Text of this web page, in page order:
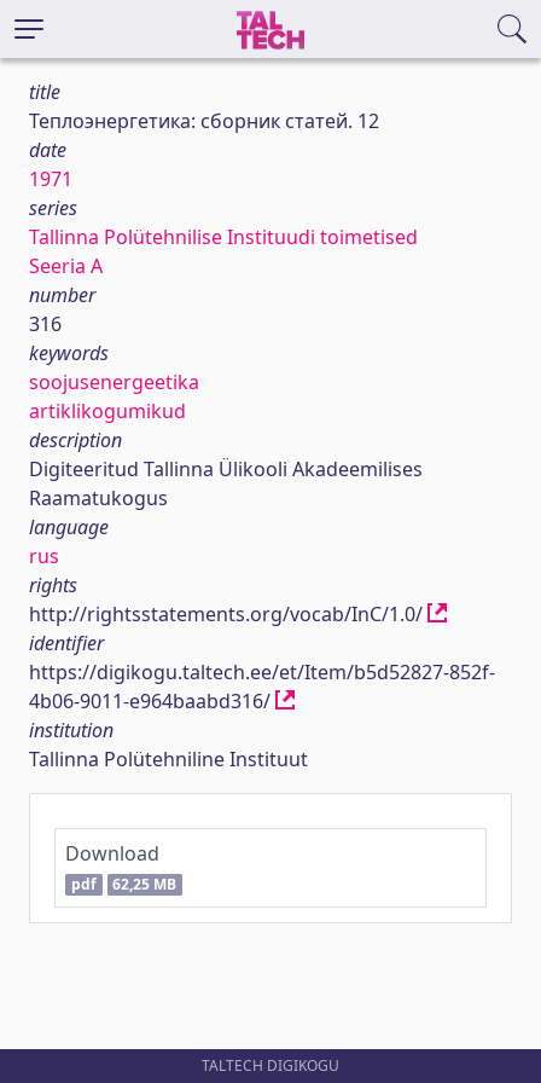
title
Теплоэнергетика: сборник статей. 12
date
1971
series
Tallinna Polütehnilise Instituudi toimetised
Seeria A
number
316
keywords
soojusenergeetika
artiklikogumikud
description
Digiteeritud Tallinna Ülikooli Akadeemilises
Raamatukogus
language
rus
rights
http://rightsstatements.org/vocab/InC/1.0/
identifier
https://digikogu.taltech.ee/et/Item/b5d52827-852f-
4b06-9011-e964baabd316/
institution
Tallinna Polütehniline Instituut
Download
pdf 62,25 MB
TALTECH DIGIKOGU